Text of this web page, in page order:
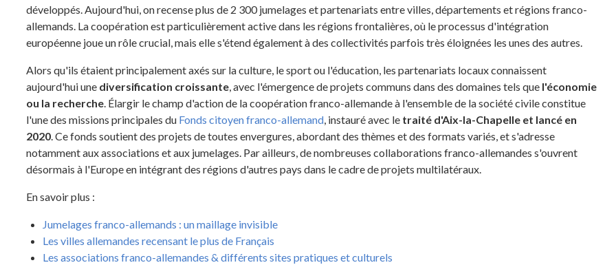
développés. Aujourd'hui, on recense plus de 2 300 jumelages et partenariats entre villes, départements et régions franco-
allemands. La coopération est particulièrement active dans les régions frontalières, où le processus d'intégration
européenne joue un rôle crucial, mais elle s'étend également à des collectivités parfois très éloignées les unes des autres.
Alors qu'ils étaient principalement axés sur la culture, le sport ou l'éducation, les partenariats locaux connaissent
aujourd'hui une diversification croissante, avec l'émergence de projets communs dans des domaines tels que l'économie
ou la recherche. Élargir le champ d'action de la coopération franco-allemande à l'ensemble de la société civile constitue
l'une des missions principales du Fonds citoyen franco-allemand, instauré avec le traité d'Aix-la-Chapelle et lancé en
2020. Ce fonds soutient des projets de toutes envergures, abordant des thèmes et des formats variés, et s'adresse
notamment aux associations et aux jumelages. Par ailleurs, de nombreuses collaborations franco-allemandes s'ouvrent
désormais à l'Europe en intégrant des régions d'autres pays dans le cadre de projets multilatéraux.
En savoir plus :
Jumelages franco-allemands : un maillage invisible
Les villes allemandes recensant le plus de Français
Les associations franco-allemandes & différents sites pratiques et culturels